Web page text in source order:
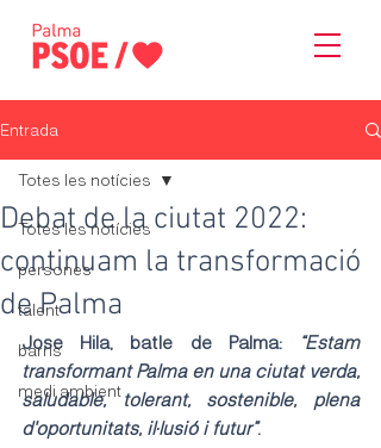
Entrada
Totes les notícies
persones
talent
barris
medi ambient
Totes les notícies
Debat de la ciutat 2022:
continuam la transformació
de Palma
Jose Hila, batle de Palma:
“Estam
transformant Palma en una ciutat verda,
saludable, tolerant, sostenible, plena
d'oportunitats, il·lusió i futur”.